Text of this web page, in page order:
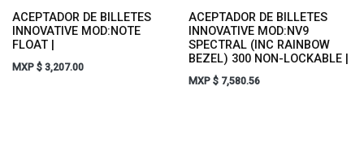
ACEPTADOR DE BILLETES
INNOVATIVE MOD:NOTE
FLOAT |
MXP $ 3,207.00
ACEPTADOR DE BILLETES
INNOVATIVE MOD:NV9
SPECTRAL (INC RAINBOW
BEZEL) 300 NON-LOCKABLE |
MXP $ 7,580.56